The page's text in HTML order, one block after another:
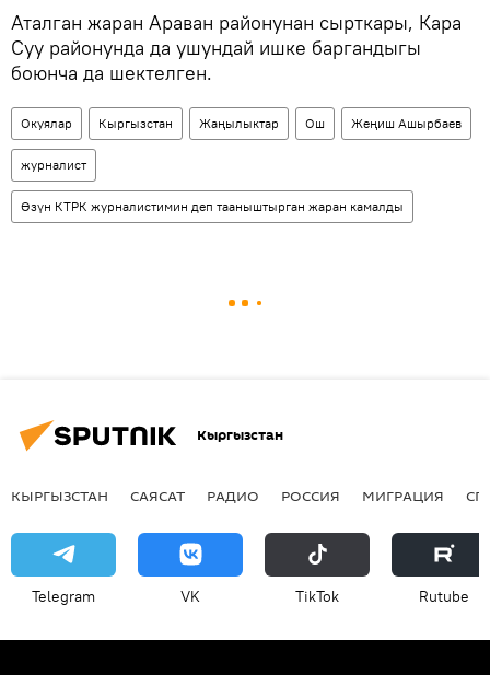
Аталган жаран Араван районунан сырткары, Кара
Суу районунда да ушундай ишке баргандыгы
боюнча да шектелген.
Окуялар Кыргызстан Жаңылыктар Ош Жеңиш Ашырбаев
журналист
Өзүн КТРК журналистимин деп тааныштырган жаран камалды
Кыргызстан
КЫРГЫЗСТАН САЯСАТ РАДИО РОССИЯ МИГРАЦИЯ
Telegram VK ТikТоk Rutube